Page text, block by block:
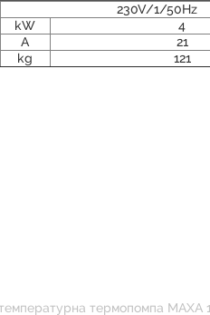
230V/1/50Hz
kW
4
A
21
kg 121